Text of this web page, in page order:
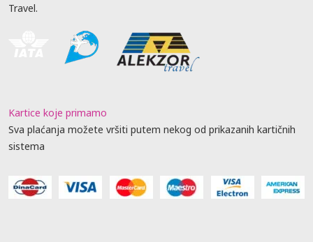
Travel.
Kartice koje primamo
Sva plaćanja možete vršiti putem nekog od prikazanih kartičnih
sistema